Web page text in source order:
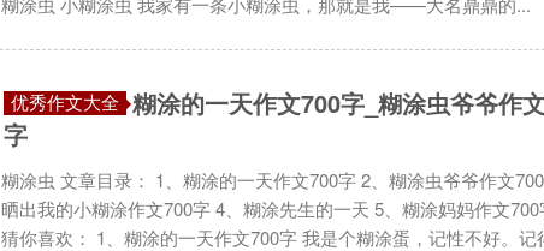
优秀作文大全 糊涂的一天作文700字_糊涂虫爷爷作
字
糊涂虫 文章目录： 1、糊涂的一天作文700字 2、糊涂虫爷爷作文700
晒出我的小糊涂作文700字 4、糊涂先生的一天 5、糊涂妈妈作文700
猜你喜欢： 1、糊涂的一天作文700字 我是个糊涂蛋，记性不好。记